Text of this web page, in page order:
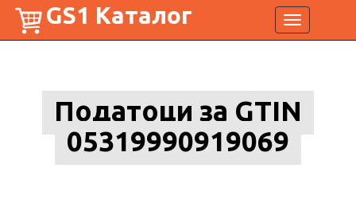
Toggle
navigation
GS1 Каталог
Податоци за GTIN
05319990919069